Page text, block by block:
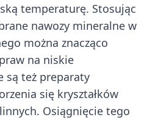
temperaturę. Stosując
nawozy mineralne w
można znacząco
na niskie
są też preparaty
się kryształków
Osiągnięcie tego